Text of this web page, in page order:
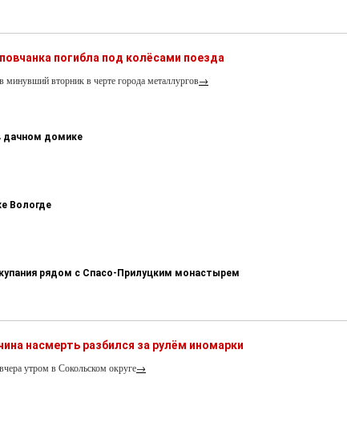
погибла под колёсами поезда
минувший вторник в черте города металлургов→
дачном домике
Вологде
рядом с Спасо-Прилуцким монастырем
насмерть разбился за рулём иномарки
утром в Сокольском округе→